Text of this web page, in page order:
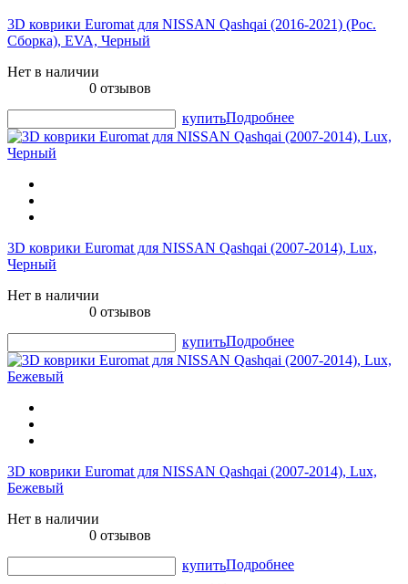
3D коврики Euromat для NISSAN Qashqai (2016-2021) (Рос.
Сборка), EVA, Черный
Нет в наличии
0 отзывов
купитьПодробнее
3D коврики Euromat для NISSAN Qashqai (2007-2014), Lux,
Черный
Нет в наличии
0 отзывов
купитьПодробнее
3D коврики Euromat для NISSAN Qashqai (2007-2014), Lux,
Бежевый
Нет в наличии
0 отзывов
купитьПодробнее